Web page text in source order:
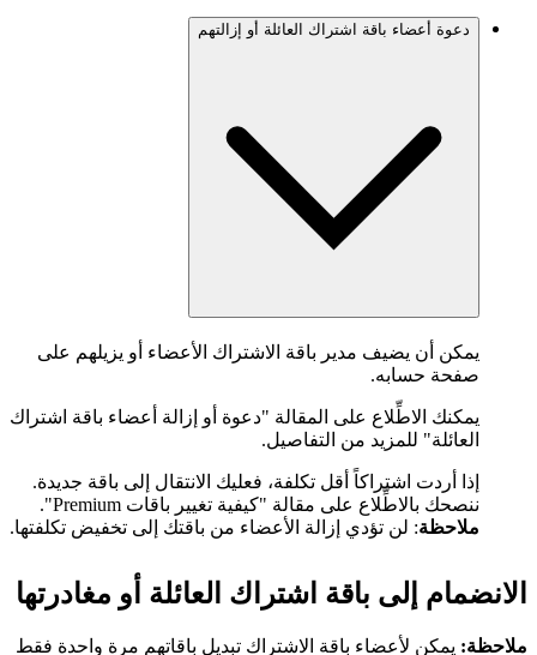
دعوة أعضاء باقة اشتراك العائلة أو إزالتهم
يمكن أن يضيف مدير باقة الاشتراك الأعضاء أو يزيلهم على
صفحة حسابه.
يمكنك الاطِّلاع على المقالة "دعوة أو إزالة أعضاء باقة اشتراك
العائلة" للمزيد من التفاصيل.
إذا أردت اشتراكاً أقل تكلفة، فعليك الانتقال إلى باقة جديدة.
ننصحك بالاطِّلاع على مقالة "كيفية تغيير باقات Premium".
ملاحظة: لن تؤدي إزالة الأعضاء من باقتك إلى تخفيض تكلفتها.
الانضمام إلى باقة اشتراك العائلة أو مغادرتها
ملاحظة: يمكن لأعضاء باقة الاشتراك تبديل باقاتهم مرة واحدة فقط